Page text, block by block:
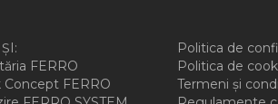
FERRO
Concept FERRO
Politica de
Politica de
Termeni și